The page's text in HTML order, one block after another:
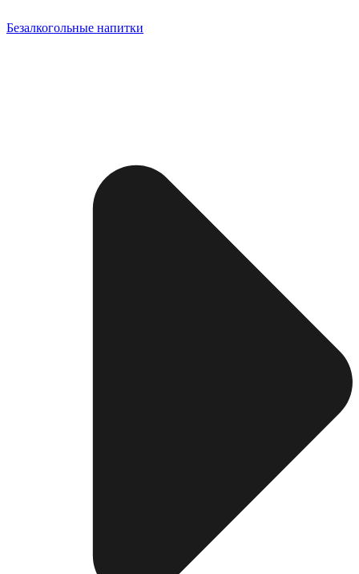
Безалкогольные напитки